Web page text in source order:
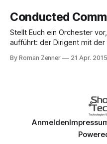
Conducted
Stellt Euch ein Orchester
aufführt: der Dirigent mit
was irgendwie dazu führt,
By Roman Zenner 21 Apr. 2015
Anmelden